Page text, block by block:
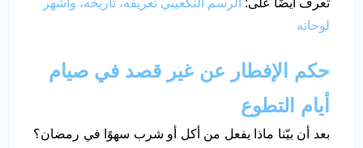
لوحاته
حكم الإفطار عن غير قصد في صيام
أيام التطوع
بعد أن بيّنا ماذا يفعل من أكل أو شرب سهوًا في رمضان؟